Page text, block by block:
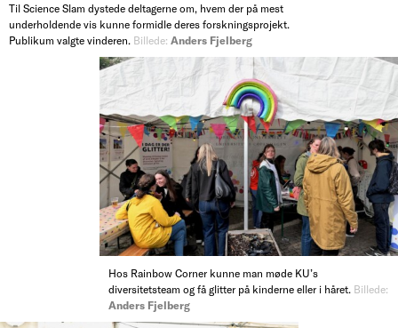
Til Science Slam dystede deltagerne om, hvem der på mest
underholdende vis kunne formidle deres forskningsprojekt.
Publikum valgte vinderen. Billede: Anders Fjelberg
Hos Rainbow Corner kunne man møde KU’s
diversitetsteam og få glitter på kinderne eller i håret. Billede:
Anders Fjelberg